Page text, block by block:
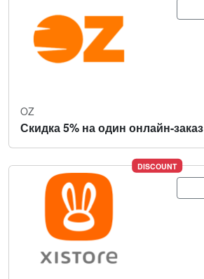
OZ
Скидка 5% на один онлайн-заказ
DISCOUNT